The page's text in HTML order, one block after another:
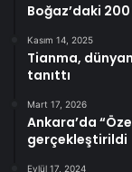
Boğaz’daki 200
Kasım 14, 2025
Tianma,
tanıttı
Mart 17, 2026
Ankara’da
gerçekleştirildi
Eylül 17, 2024